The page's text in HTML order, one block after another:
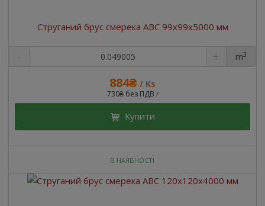
Струганий брус смерека ABC 99x99x5000 мм
884₴ / Ks
730₴ без ПДВ /
m3
Купити
В НАЯВНОСТІ